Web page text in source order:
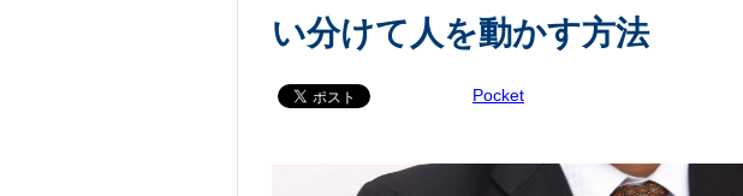
い分けて人を動かす方法
Pocket